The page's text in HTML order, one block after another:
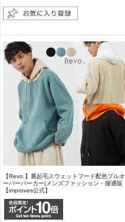
【Revo.】裏起毛スウェットフード配色プルオ
ーバーパーカー|メンズファッション・服通販
【improves公式】